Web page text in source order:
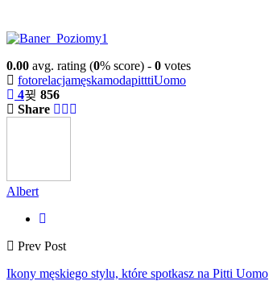
0.00 avg. rating (0% score) - 0 votes
fotorelacjamęskamodapitttiUomo
4
856
Share
Albert
Prev Post
Ikony męskiego stylu, które spotkasz na Pitti Uomo